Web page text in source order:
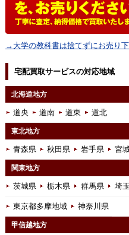
→大学の教科書は捨てずにお売り
宅配買取サービスの対応地域
北海道地方
道央 道南 道東 道北
東北地方
青森県 秋田県 岩手県 宮
関東地方
茨城県 栃木県 群馬県 埼
東京都多摩地域 神奈川県
甲信越地方